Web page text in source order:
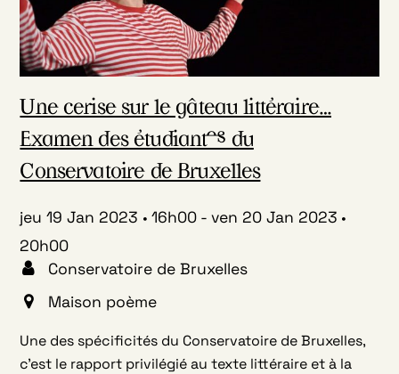
Une cerise sur le gâteau littéraire…
Examen des étudiant·es du
Conservatoire de Bruxelles
jeu 19 Jan 2023 16h00 -ven 20 Jan 2023
20h00
Conservatoire de Bruxelles
Maison poème
Une des spécificités du Conservatoire de Bruxelles,
c’est le rapport privilégié au texte littéraire et à la